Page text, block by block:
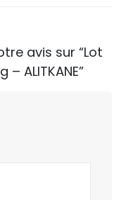
avis sur “Lot
ALITKANE”